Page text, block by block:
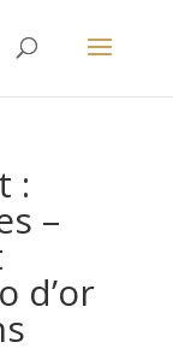
:
–
d’or